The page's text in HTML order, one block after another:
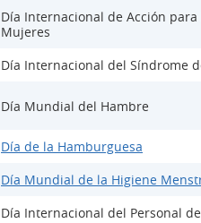
Día Internacional de Acción para
Mujeres
Día Internacional del Síndrome
Día Mundial del Hambre
Día de la Hamburguesa
Día Mundial de la Higiene
Día Internacional del Personal de